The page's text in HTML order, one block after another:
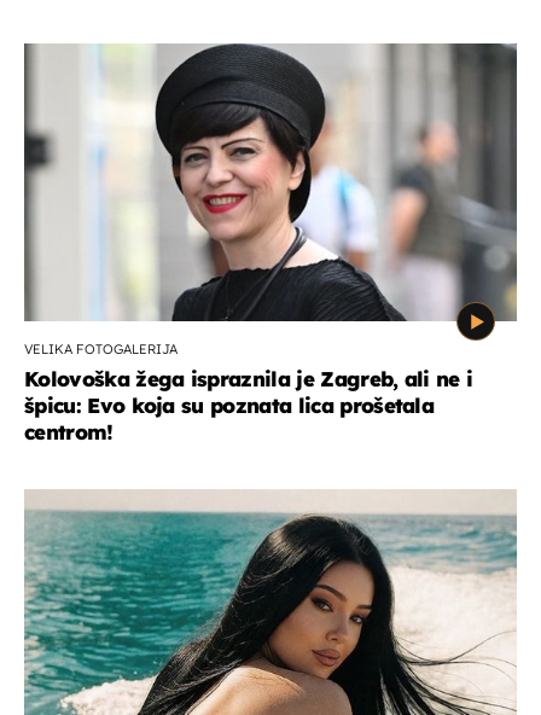
VELIKA FOTOGALERIJA
Kolovoška žega ispraznila je Zagreb, ali ne i
špicu: Evo koja su poznata lica prošetala
centrom!